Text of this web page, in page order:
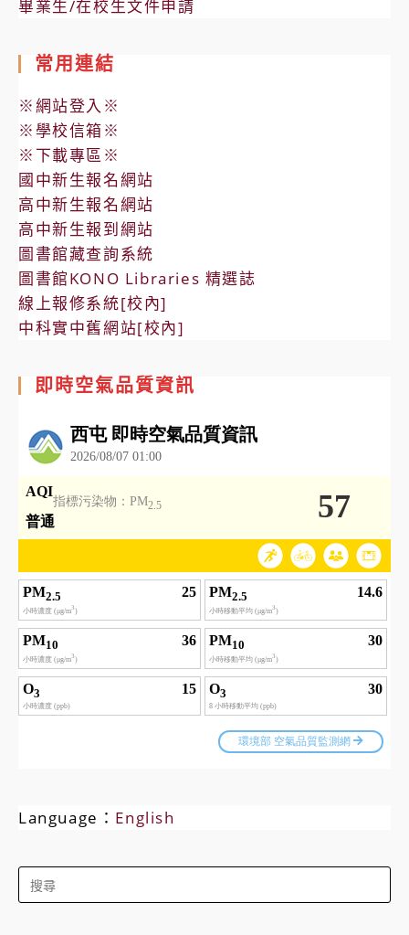
畢業生/在校生文件申請
常用連結
※網站登入※
※學校信箱※
※下載專區※
國中新生報名網站
高中新生報名網站
高中新生報到網站
圖書館藏查詢系統
圖書館KONO Libraries 精選誌
線上報修系統[校內]
中科實中舊網站[校內]
即時空氣品質資訊
Language： English
Search
for: